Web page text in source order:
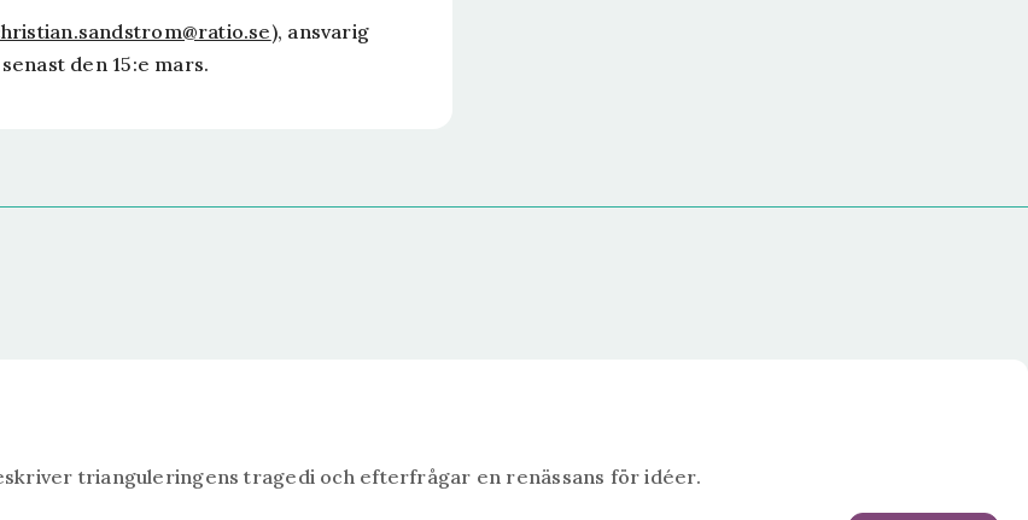
), ansvarig
den 15:e mars.
trianguleringens tragedi och efterfrågar en renässans för idéer.